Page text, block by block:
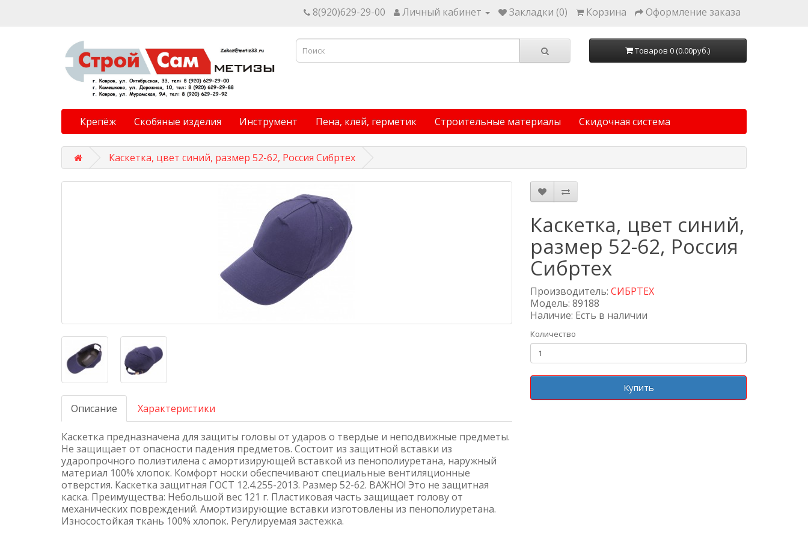
8(920)629-29-00 Личный кабинет Закладки (0) Корзина Оформление заказа
Товаров 0 (0.00руб.)
Крепёж Скобяные изделия Инструмент Пена, клей, герметик Строительные материалы Скидочная система
Каскетка, цвет синий, размер 52-62, Россия Сибртех
Описание Характеристики
Каскетка предназначена для защиты головы от ударов о твердые и неподвижные предметы.
Не защищает от опасности падения предметов. Состоит из защитной вставки из
ударопрочного полиэтилена с амортизирующей вставкой из пенополиуретана, наружный
материал 100% хлопок. Комфорт носки обеспечивают специальные вентиляционные
отверстия. Каскетка защитная ГОСТ 12.4.255-2013. Размер 52-62. ВАЖНО! Это не защитная
каска. Преимущества: Небольшой вес 121 г. Пластиковая часть защищает голову от
механических повреждений. Амортизирующие вставки изготовлены из пенополиуретана.
Износостойкая ткань 100% хлопок. Регулируемая застежка.
Каскетка, цвет синий,
размер 52-62, Россия
Сибртех
Производитель: СИБРТЕХ
Модель: 89188
Наличие: Есть в наличии
Количество
Купить